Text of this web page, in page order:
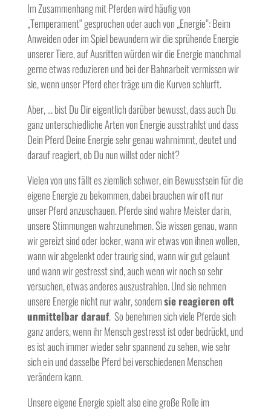
Im Zusammenhang mit Pferden wird häufig von
„Temperament“ gesprochen oder auch von „Energie“: Beim
Anweiden oder im Spiel bewundern wir die sprühende Energie
unserer Tiere, auf Ausritten würden wir die Energie manchmal
gerne etwas reduzieren und bei der Bahnarbeit vermissen wir
sie, wenn unser Pferd eher träge um die Kurven schlurft.
Aber, … bist Du Dir eigentlich darüber bewusst, dass auch Du
ganz unterschiedliche Arten von Energie ausstrahlst und dass
Dein Pferd Deine Energie sehr genau wahrnimmt, deutet und
darauf reagiert, ob Du nun willst oder nicht?
Vielen von uns fällt es ziemlich schwer, ein Bewusstsein für die
eigene Energie zu bekommen, dabei brauchen wir oft nur
unser Pferd anzuschauen. Pferde sind wahre Meister darin,
unsere Stimmungen wahrzunehmen. Sie wissen genau, wann
wir gereizt sind oder locker, wann wir etwas von ihnen wollen,
wann wir abgelenkt oder traurig sind, wann wir gut gelaunt
und wann wir gestresst sind, auch wenn wir noch so sehr
versuchen, etwas anderes auszustrahlen. Und sie nehmen
unsere Energie nicht nur wahr, sondernsie reagieren oft
unmittelbar darauf. So benehmen sich viele Pferde sich
ganz anders, wenn ihr Mensch gestresst ist oder bedrückt, und
es ist auch immer wieder sehr spannend zu sehen, wie sehr
sich ein und dasselbe Pferd bei verschiedenen Menschen
verändern kann.
Unsere eigene Energie spielt also eine große Rolle im